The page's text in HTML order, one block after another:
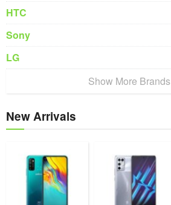
HTC
Sony
LG
Show More Brands
New Arrivals